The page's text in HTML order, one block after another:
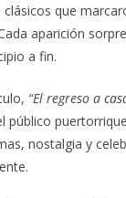
clásicos que
aparición
a fin.
“El regreso a
público
nostalgia y